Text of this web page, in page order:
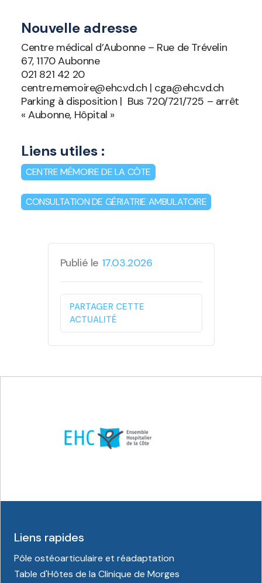
Nouvelle adresse
Centre médical d’Aubonne – Rue de Trévelin
67, 1170 Aubonne
021 821 42 20
centre.memoire@ehc.vd.ch | cga@ehc.vd.ch
Parking à disposition | Bus 720/721/725 – arrêt
« Aubonne, Hôpital »
Liens utiles :
CENTRE MÉMOIRE DE LA CÔTE
CONSULTATION DE GÉRIATRIE AMBULATOIRE
Publié le 17.03.2026
PARTAGER CETTE
ACTUALITÉ
Liens rapides
Pôle ostéoarticulaire et réadaptation
Table d'Hôtes de la Clinique de Morges